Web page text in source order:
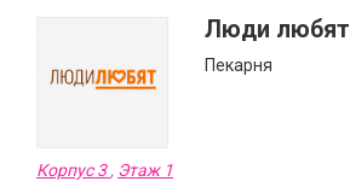
Люди любят
Пекарня
Корпус 3, Этаж 1